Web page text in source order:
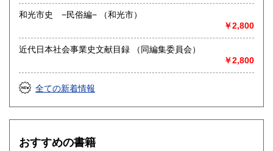
和光市史 −民俗編− （和光市）
￥2,800
近代日本社会事業史文献目録 （同編集委員会）
￥2,800
全ての新着情報
おすすめの書籍